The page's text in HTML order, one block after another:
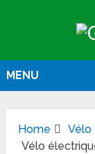
MENU
Home
Vélo
Vélo